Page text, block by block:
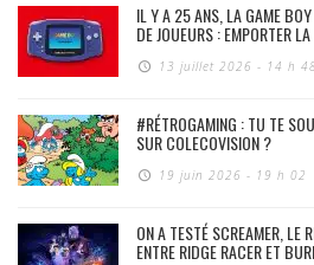
IL Y A 25 ANS, LA GAME
DE JOUEURS : EMPORTER
13 juillet 2026 - 14 h
#RÉTROGAMING : TU TE
SUR COLECOVISION ?
19 juin 2026 - 19 h 02
ON A TESTÉ SCREAMER, LE
ENTRE RIDGE RACER ET